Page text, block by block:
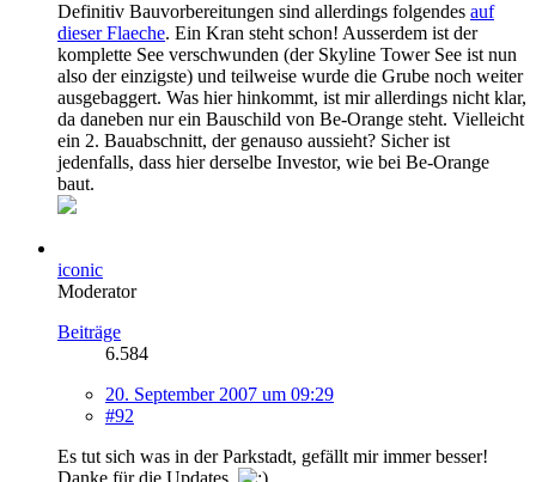
Definitiv Bauvorbereitungen sind allerdings folgendes auf
dieser Flaeche. Ein Kran steht schon! Ausserdem ist der
komplette See verschwunden (der Skyline Tower See ist nun
also der einzigste) und teilweise wurde die Grube noch weiter
ausgebaggert. Was hier hinkommt, ist mir allerdings nicht klar,
da daneben nur ein Bauschild von Be-Orange steht. Vielleicht
ein 2. Bauabschnitt, der genauso aussieht? Sicher ist
jedenfalls, dass hier derselbe Investor, wie bei Be-Orange
baut.
iconic
Moderator
Beiträge
6.584
20. September 2007 um 09:29
#92
Es tut sich was in der Parkstadt, gefällt mir immer besser!